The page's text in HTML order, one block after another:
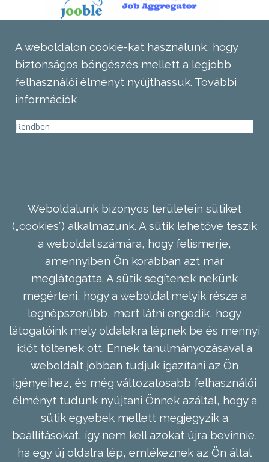
A weboldalon cookie-kat használunk, hogy
biztonságos böngészés mellett a legjobb
felhasználói élményt nyújthassuk. További
információk
Rendben
Weboldalunk bizonyos területein sütiket
(„cookies”) alkalmazunk. A sütik lehetővé teszik
a weboldal számára, hogy felismerje,
amennyiben Ön korábban azt már
meglátogatta. A sütik segítenek nekünk
megérteni, hogy a weboldal melyik része a
legnépszerűbb, mert látni engedik, hogy
látogatóink mely oldalakra lépnek be és mennyi
időt töltenek ott. Ennek tanulmányozásával a
weboldalt jobban tudjuk igazítani az Ön
igényeihez, és még változatosabb felhasználói
élményt tudunk nyújtani Önnek azáltal, hogy a
sütik egyebek mellett megjegyzik a
beállításokat, így nem kell azokat újra bevinnie,
ha egy új oldalra lép, emlékeznek az Ön által